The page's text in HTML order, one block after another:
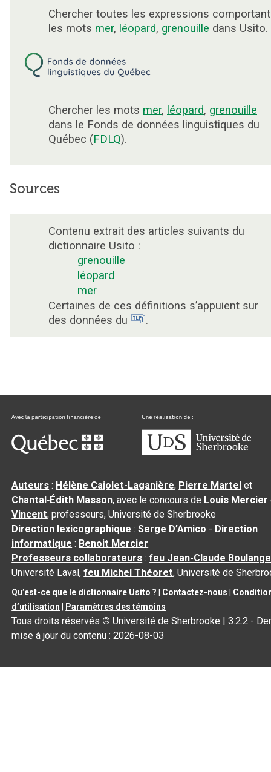
Chercher toutes les expressions comportant
les mots mer, léopard, grenouille dans Usito.
Chercher les mots mer, léopard, grenouille
dans le Fonds de données linguistiques du
Québec (FDLQ).
Sources
Contenu extrait des articles suivants du
dictionnaire Usito :
grenouille
léopard
mer
Certaines de ces définitions s’appuient sur
des données du
.
Auteurs : Hélène Cajolet-Laganière, Pierre Martel et
Chantal‑Édith Masson, avec le concours de Louis Mercier
Vincent, professeurs, Université de Sherbrooke
Direction lexicographique :Serge D’Amico - Direction
informatique : Benoit Mercier
Professeurs collaborateurs :feu Jean-Claude
Université Laval,feu Michel Théoret, Université de
Qu’est-ce que le dictionnaire Usito ? Contactez-nous
d’utilisation
Paramètres des témoins
Tous droits réservés © Université de Sherbrooke |3.2.2 -
mise à jour du contenu :2026-08-03